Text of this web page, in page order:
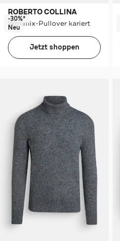
ROBERTO COLLINA
Wollmix-Pullover kariert
-30%*
Neu
Jetzt shoppen